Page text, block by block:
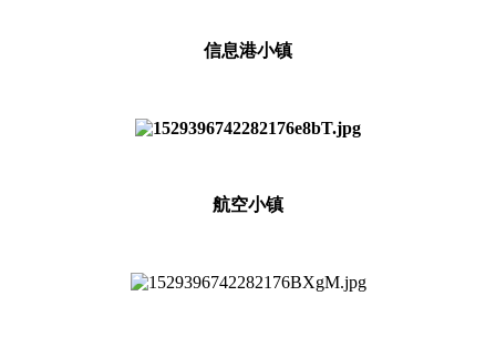
信息港小镇
航空小镇